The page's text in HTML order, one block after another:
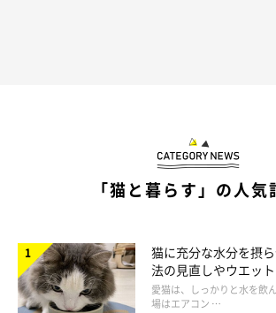
「猫と暮らす」の人気
猫に充分な水分を摂
法の見直しやウエッ
方を解説
愛猫は、しっかりと水を飲
場はエアコン …